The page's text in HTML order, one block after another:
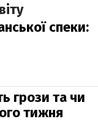
спеки:
грози та чи
тижня